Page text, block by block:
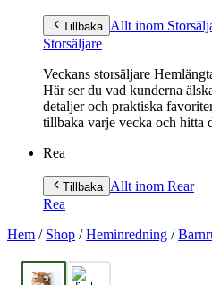
Tillbaka Allt inom
Storsäljare
Veckans storsäljare
Här ser du vad kunderna
detaljer och praktiska
tillbaka varje vecka och hitta
Rea
Tillbaka Allt inom Rear
Rea
Hem / Shop /Heminredning /